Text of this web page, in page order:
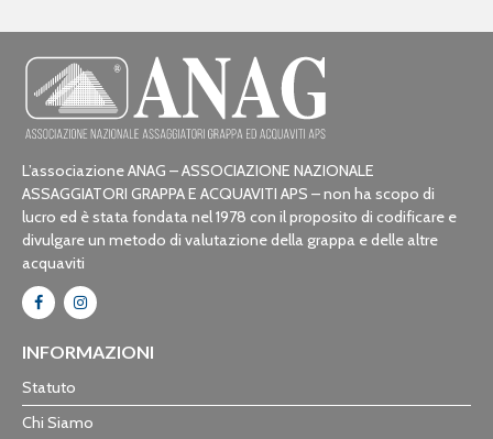
L’associazione ANAG – ASSOCIAZIONE NAZIONALE
ASSAGGIATORI GRAPPA E ACQUAVITI APS – non ha scopo di
lucro ed è stata fondata nel 1978 con il proposito di codificare e
divulgare un metodo di valutazione della grappa e delle altre
acquaviti
INFORMAZIONI
Statuto
Chi Siamo